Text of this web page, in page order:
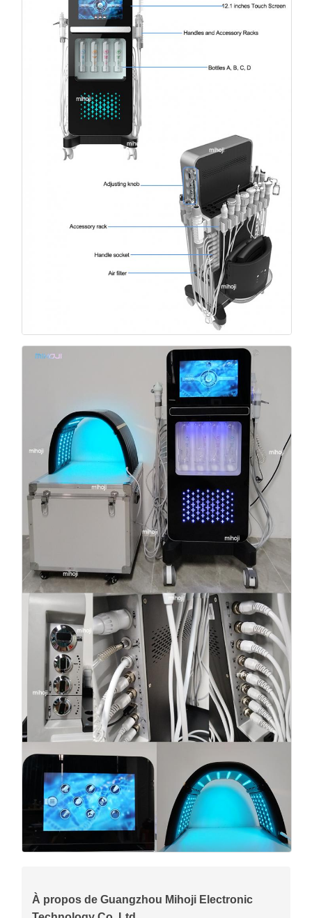
À propos de Guangzhou Mihoji Electronic